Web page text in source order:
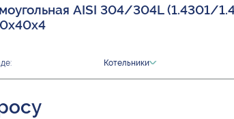
AISI 304/304L (1.4301/
Котельники